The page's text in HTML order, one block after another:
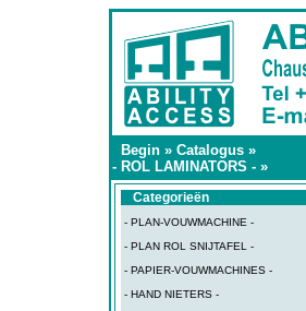
Begin » Catalogus »
- ROL LAMINATORS - »
Categorieën
- PLAN-VOUWMACHINE -
- PLAN ROL SNIJTAFEL -
- PAPIER-VOUWMACHINES -
- HAND NIETERS -